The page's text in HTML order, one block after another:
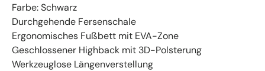
Farbe: Schwarz
Durchgehende Fersenschale
Ergonomisches Fußbett mit EVA-Zone
Geschlossener Highback mit 3D-Polsterung
Werkzeuglose Längenverstellung